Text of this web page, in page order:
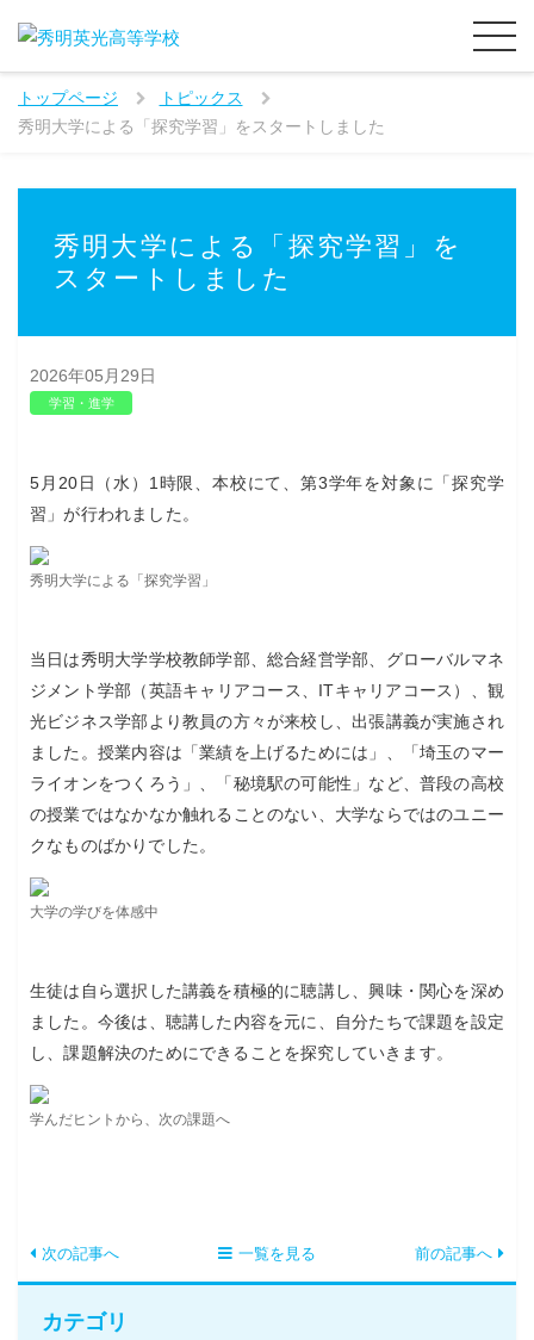
トップページ
トピックス
秀明大学による「探究学習」をスタートしました
秀明大学による「探究学習」を
スタートしました
2026年05月29日
学習・進学
5月20日（水）1時限、本校にて、第3学年を対象に「探究学
習」が行われました。
秀明大学による「探究学習」
当日は秀明大学学校教師学部、総合経営学部、グローバルマネ
ジメント学部（英語キャリアコース、ITキャリアコース）、観
光ビジネス学部より教員の方々が来校し、出張講義が実施され
ました。授業内容は「業績を上げるためには」、「埼玉のマー
ライオンをつくろう」、「秘境駅の可能性」など、普段の高校
の授業ではなかなか触れることのない、大学ならではのユニー
クなものばかりでした。
大学の学びを体感中
生徒は自ら選択した講義を積極的に聴講し、興味・関心を深め
ました。今後は、聴講した内容を元に、自分たちで課題を設定
し、課題解決のためにできることを探究していきます。
学んだヒントから、次の課題へ
次の記事へ 一覧を見る 前の記事へ
カテゴリ